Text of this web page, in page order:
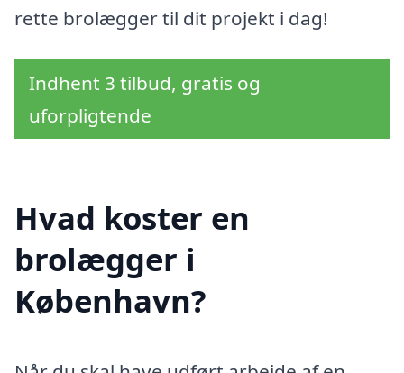
rette brolægger til dit projekt i dag!
Indhent 3 tilbud, gratis og
uforpligtende
Hvad koster en
brolægger i
København?